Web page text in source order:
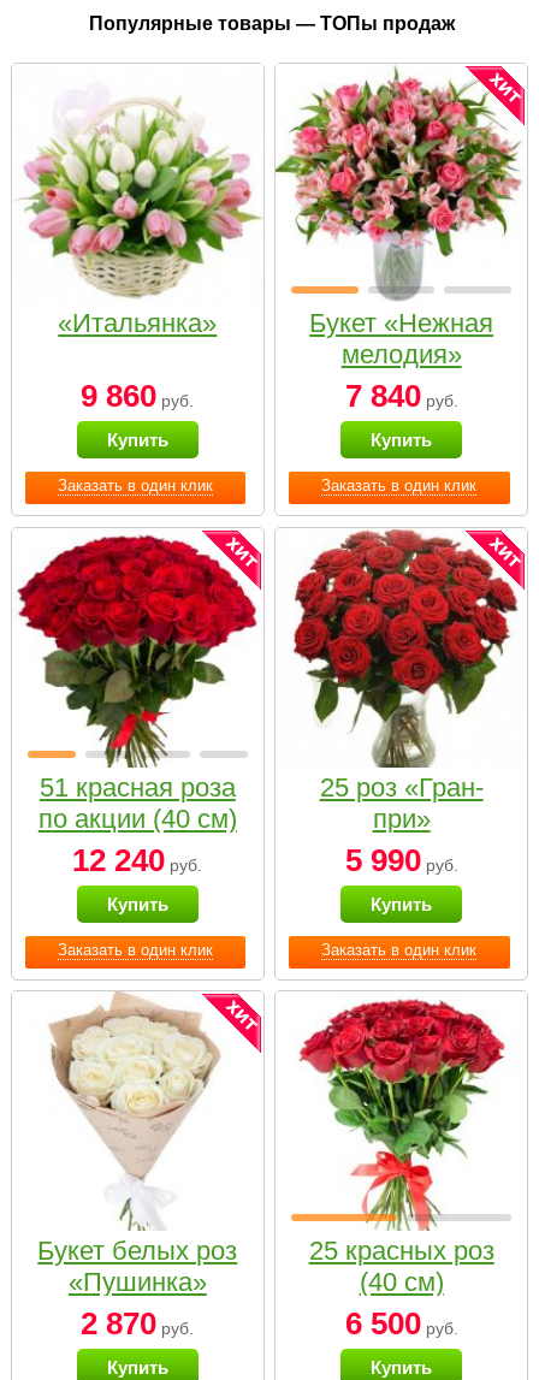
Популярные товары — ТОПы продаж
Заказать в один клик
«Итальянка»
9 860 руб.
Купить
Заказать в один клик
Букет «Нежная
мелодия»
7 840руб.
Купить
Заказать в один клик
51 красная роза
по акции (40 см)
12 240 руб.
Купить
Заказать в один клик
25 роз «Гран-
при»
5 990руб.
Купить
Букет белых роз
«Пушинка»
2 870 руб.
Купить
25 красных роз
(40 см)
6 500руб.
Купить